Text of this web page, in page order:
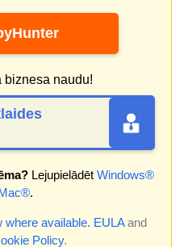
biznesa naudu!
Lejupielādēt Windows®
.
where available. EULAand
Policy.